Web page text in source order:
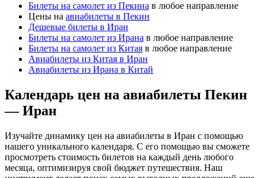
Билеты на самолет из Пекина в любое направление
Цены на авиабилеты в Пекин
Дешевые билеты в Иран
Билеты на самолет из Ирана в любое направление
Билеты на самолет из Китая в любое направление
Авиабилеты из Китая в Иран
Авиабилеты из Ирана в Китай
Календарь цен на авиабилеты Пекин
— Иран
Изучайте динамику цен на авиабилеты в Иран с помощью
нашего уникального календаря. С его помощью вы сможете
просмотреть стоимость билетов на каждый день любого
месяца, оптимизируя свой бюджет путешествия. Наш